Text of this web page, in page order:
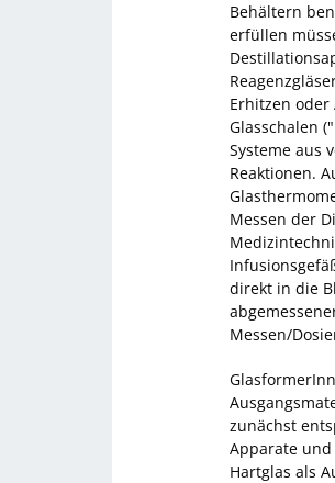
Behältern
erfüllen
Erhitzen oder
Glasschalen
Systeme aus
Reaktionen.
Messen der
direkt in die
Messen/
zunächst
Apparate
Hartglas als